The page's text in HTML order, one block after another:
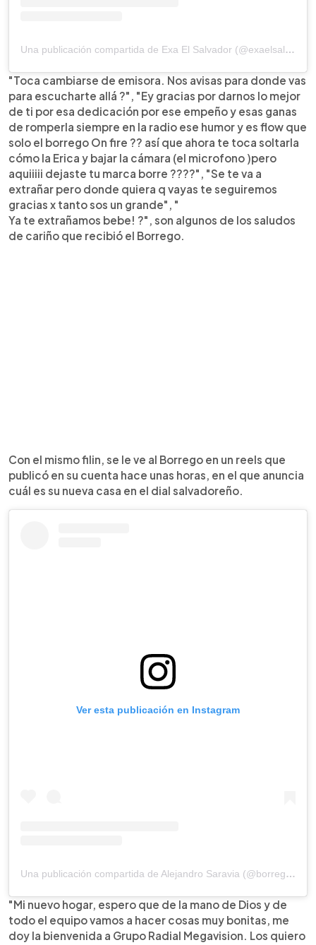
Una publicación compartida de Exa El Salvador (@exaelsalvador)
"Toca cambiarse de emisora. Nos avisas para donde vas
para escucharte allá ?", "Ey gracias por darnos lo mejor
de ti por esa dedicación por ese empeño y esas ganas
de romperla siempre en la radio ese humor y es flow que
solo el borrego On fire ?? así que ahora te toca soltarla
cómo la Erica y bajar la cámara (el microfono )pero
aquiiiii dejaste tu marca borre ????", "Se te va a
extrañar pero donde quiera q vayas te seguiremos
gracias x tanto sos un grande", "
Ya te extrañamos bebe! ?", son algunos de los saludos
de cariño que recibió el Borrego.
Con el mismo filin, se le ve al Borrego en un reels que
publicó en su cuenta hace unas horas, en el que anuncia
cuál es su nueva casa en el dial salvadoreño.
Ver esta publicación en Instagram
Una publicación compartida de Alejandro Saravia (@borregosaravia)
"Mi nuevo hogar, espero que de la mano de Dios y de
todo el equipo vamos a hacer cosas muy bonitas, me
doy la bienvenida a Grupo Radial Megavision. Los quiero